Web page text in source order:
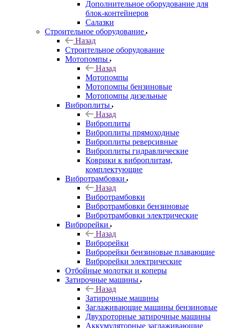
Дополнительное оборудование для
блок-контейнеров
Салазки
Строительное оборудование
Назад
Строительное оборудование
Мотопомпы
Назад
Мотопомпы
Мотопомпы бензиновые
Мотопомпы дизельные
Виброплиты
Назад
Виброплиты
Виброплиты прямоходные
Виброплиты реверсивные
Виброплиты гидравлические
Коврики к виброплитам,
комплектующие
Вибротрамбовки
Назад
Вибротрамбовки
Вибротрамбовки бензиновые
Вибротрамбовки электрические
Виброрейки
Назад
Виброрейки
Виброрейки бензиновые плавающие
Виброрейки электрические
Отбойные молотки и коперы
Затирочные машины
Назад
Затирочные машины
Заглаживающие машины бензиновые
Двухроторные затирочные машины
Аккумуляторные заглаживающие